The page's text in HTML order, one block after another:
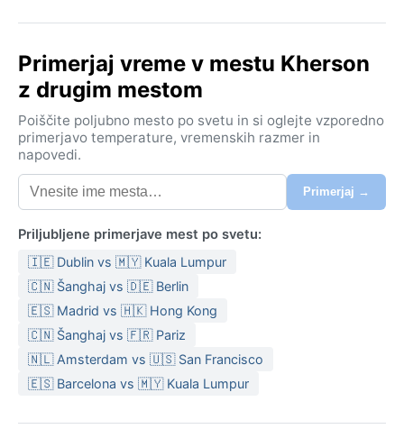
Primerjaj vreme v mestu Kherson
z drugim mestom
Poiščite poljubno mesto po svetu in si oglejte vzporedno
primerjavo temperature, vremenskih razmer in
napovedi.
Primerjaj →
Priljubljene primerjave mest po svetu:
🇮🇪 Dublin vs 🇲🇾 Kuala Lumpur
🇨🇳 Šanghaj vs 🇩🇪 Berlin
🇪🇸 Madrid vs 🇭🇰 Hong Kong
🇨🇳 Šanghaj vs 🇫🇷 Pariz
🇳🇱 Amsterdam vs 🇺🇸 San Francisco
🇪🇸 Barcelona vs 🇲🇾 Kuala Lumpur